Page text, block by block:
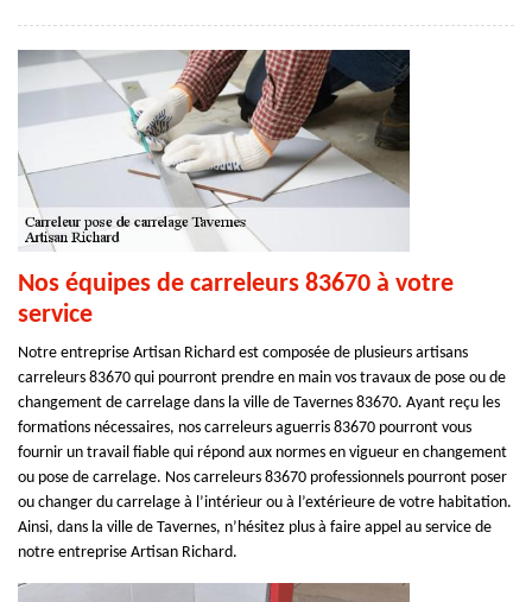
Nos équipes de carreleurs 83670 à votre
service
Notre entreprise Artisan Richard est composée de plusieurs artisans
carreleurs 83670 qui pourront prendre en main vos travaux de pose ou de
changement de carrelage dans la ville de Tavernes 83670. Ayant reçu les
formations nécessaires, nos carreleurs aguerris 83670 pourront vous
fournir un travail fiable qui répond aux normes en vigueur en changement
ou pose de carrelage. Nos carreleurs 83670 professionnels pourront poser
ou changer du carrelage à l’intérieur ou à l’extérieure de votre habitation.
Ainsi, dans la ville de Tavernes, n’hésitez plus à faire appel au service de
notre entreprise Artisan Richard.